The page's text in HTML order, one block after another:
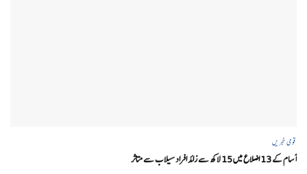
قومی خبریں
آسام کے 13 اضلاع میں 15 لاکھ سے زائد افراد سیلاب سے متاثر